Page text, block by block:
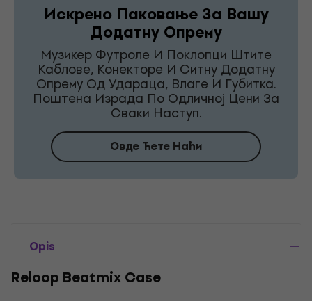
Искрено Паковање За Вашу
Додатну Опрему
Музикер Футроле И Поклопци Штите
Каблове, Конекторе И Ситну Додатну
Опрему Од Удараца, Влаге И Губитка.
Поштена Израда По Одличној Цени За
Сваки Наступ.
Овде Ћете Наћи
Opis
Reloop Beatmix Case